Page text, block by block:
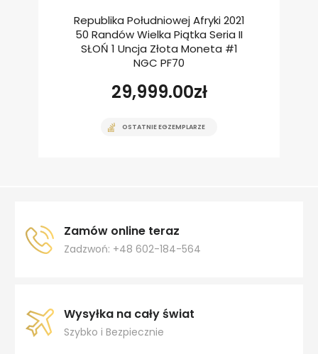
Republika Południowej Afryki 2021
50 Randów Wielka Piątka Seria II
SŁOŃ 1 Uncja Złota Moneta #1
NGC PF70
29,999.00zł
OSTATNIE EGZEMPLARZE
Zamów online teraz
Zadzwoń: +48 602-184-564
Wysyłka na cały świat
Szybko i Bezpiecznie